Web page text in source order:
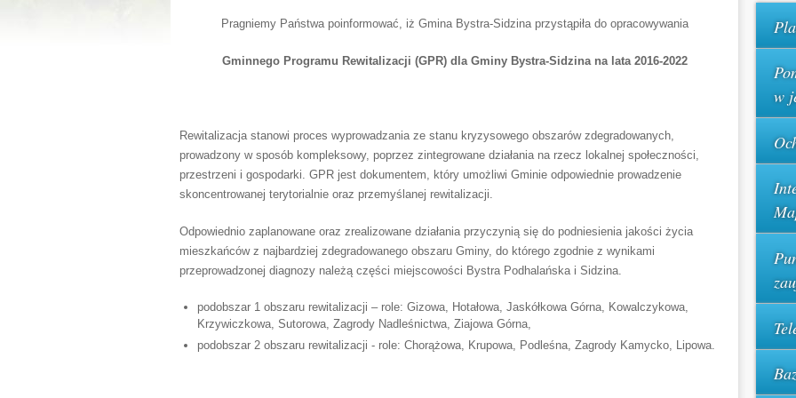
Pragniemy Państwa poinformować, iż Gmina Bystra-Sidzina przystąpiła do opracowywania
Gminnego Programu Rewitalizacji (GPR) dla Gminy Bystra-Sidzina na lata 2016-2022
Rewitalizacja stanowi proces wyprowadzania ze stanu kryzysowego obszarów zdegradowanych,
prowadzony w sposób kompleksowy, poprzez zintegrowane działania na rzecz lokalnej społeczności,
przestrzeni i gospodarki. GPR jest dokumentem, który umożliwi Gminie odpowiednie prowadzenie
skoncentrowanej terytorialnie oraz przemyślanej rewitalizacji.
Odpowiednio zaplanowane oraz zrealizowane działania przyczynią się do podniesienia jakości życia
mieszkańców z najbardziej zdegradowanego obszaru Gminy, do którego zgodnie z wynikami
przeprowadzonej diagnozy należą części miejscowości Bystra Podhalańska i Sidzina.
podobszar 1 obszaru rewitalizacji – role: Gizowa, Hotałowa, Jaskółkowa Górna, Kowalczykowa,
Krzywiczkowa, Sutorowa, Zagrody Nadleśnictwa, Ziajowa Górna,
podobszar 2 obszaru rewitalizacji - role: Chorążowa, Krupowa, Podleśna, Zagrody Kamycko, Lipowa.
w